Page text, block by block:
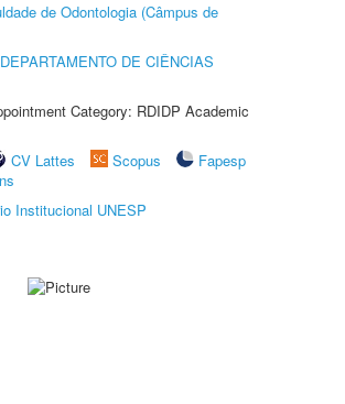
de Odontologia (Câmpus de
DEPARTAMENTO DE CIÊNCIAS
Category: RDIDP Academic
CV Lattes Scopus
Fapesp
Institucional UNESP